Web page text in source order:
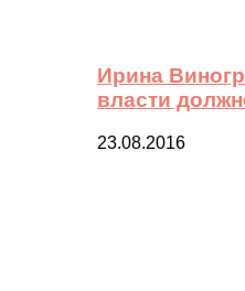
Ирина
власти
23.08.2016